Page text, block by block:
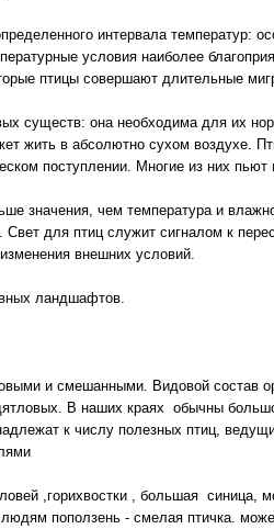
интервала температур:
условия наиболее
птицы совершают длительные
существ: она необходима для их
жить в абсолютно сухом воздухе.
поступлении. Многие из них пьют
значения, чем температура и
для птиц служит сигналом к
внешних условий.
ландшафтов.
и смешанными. Видовой состав
В наших краях обычны
к числу полезных птиц,
,горихвостки , большая синица,
поползень - смелая птичка.